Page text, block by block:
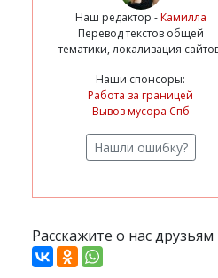
Наш редактор -Камилла
Перевод текстов общей
тематики, локализация
Наши спонсоры:
Работа за границей
Вывоз мусора Спб
Нашли ошибку?
Расскажите о нас друзьям